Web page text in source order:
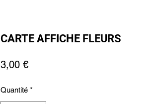
CARTE AFFICHE FLEURS
3,00 €Prix
Quantité *